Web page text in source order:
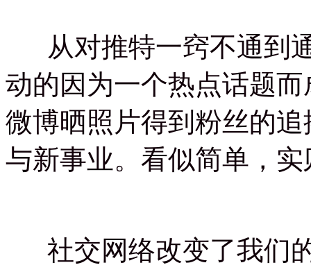
从对推特一窍不通到
动的因为一个热点话题
微博晒照片得到粉丝的
与新事业。看似简单，
社交网络改变了我们